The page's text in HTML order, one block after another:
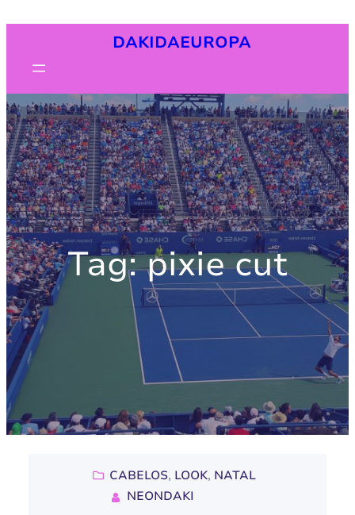
conteúdo
DAKIDAEUROPA
Tag:pixie cut
CABELOS, LOOK, NATAL
NEONDAKI